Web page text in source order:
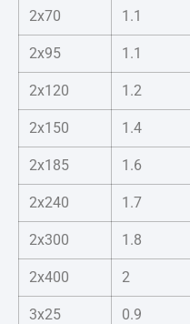
2x70 1.1
2x95 1.1
2x120 1.2
2x150 1.4
2x185 1.6
2x240 1.7
2x300 1.8
2x400 2
3x25 0.9